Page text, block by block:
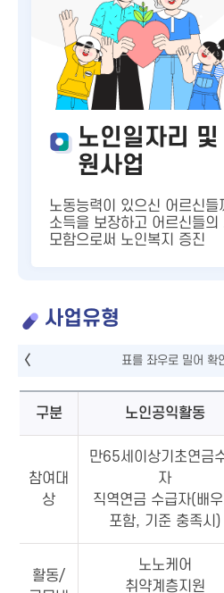
노인일자리 및
원사업
노동능력이 있으신 어르신들
소득을 보장하고 어르신들
모함으로써 노인복지 증진
사업유형
구분 노인공익활동
참여대
상
만65세이상기초연금
자
직역연금 수급자(배
포함, 기준 충족시)
활동/
노노케어
취약계층지원